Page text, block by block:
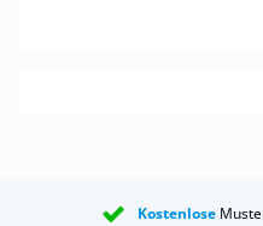
Kostenlose